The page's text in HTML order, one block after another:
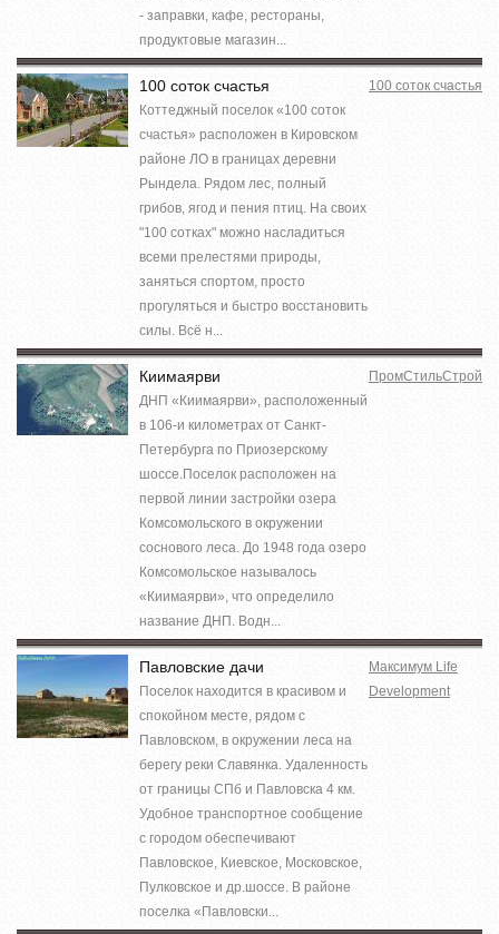
- заправки, кафе, рестораны,
продуктовые магазин...
100 соток счастья
Коттеджный поселок «100 соток
счастья» расположен в Кировском
районе ЛО в границах деревни
Рындела. Рядом лес, полный
грибов, ягод и пения птиц. На своих
"100 сотках" можно насладиться
всеми прелестями природы,
заняться спортом, просто
прогуляться и быстро восстановить
силы. Всё н...
100 соток счастья
Киимаярви
ДНП «Киимаярви», расположенный
в 106-и километрах от Санкт-
Петербурга по Приозерскому
шоссе.Поселок расположен на
первой линии застройки озера
Комсомольского в окружении
соснового леса. До 1948 года озеро
Комсомольское называлось
«Киимаярви», что определило
название ДНП. Водн...
ПромСтильСтрой
Павловские дачи
Поселок находится в красивом и
спокойном месте, рядом с
Павловском, в окружении леса на
берегу реки Славянка. Удаленность
от границы СПб и Павловска 4 км.
Удобное транспортное сообщение
с городом обеспечивают
Павловское, Киевское, Московское,
Пулковское и др.шоссе. В районе
поселка «Павловски...
Максимум Life
Development